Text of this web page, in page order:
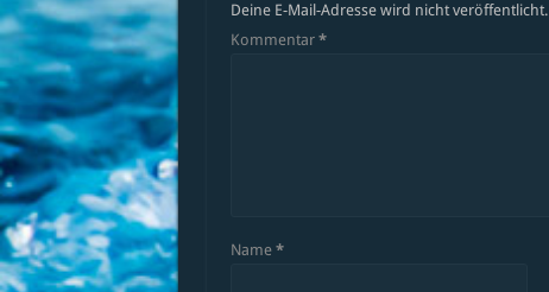
Deine E-Mail-Adresse wird nicht veröffentlicht.
Kommentar *
Name *